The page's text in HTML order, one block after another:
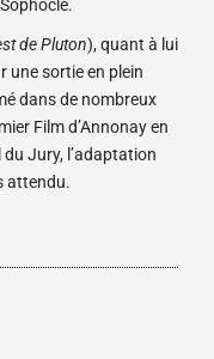
de Pluton), quant à lui
une sortie en plein
dans de nombreux
Film d’Annonay en
Jury, l’adaptation
attendu.